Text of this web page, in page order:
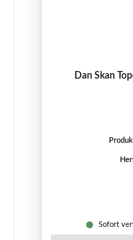
Dan Skan
Sofort